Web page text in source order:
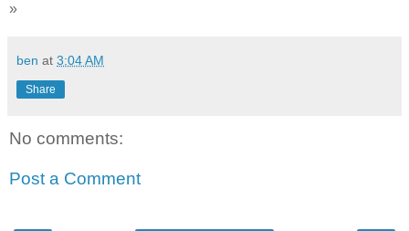
»
ben at 3:04 AM
Share
No comments:
Post a Comment